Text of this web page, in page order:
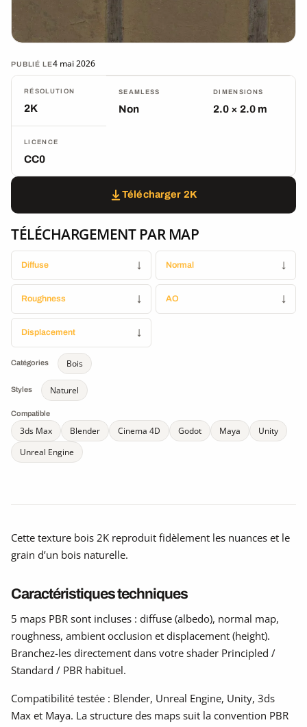
PUBLIÉ LE4 mai 2026
RÉSOLUTION
2K
SEAMLESS
Non
DIMENSIONS
2.0 × 2.0 m
LICENCE
CC0
Télécharger 2K
TÉLÉCHARGEMENT PAR MAP
Diffuse ↓ Normal ↓
Roughness ↓ AO ↓
Displacement ↓
Catégories Bois
Styles Naturel
Compatible
3ds Max Blender Cinema 4D Godot Maya
Unity
Unreal Engine
Cette texture bois 2K reproduit fidèlement les nuances et le
grain d’un bois naturelle.
Caractéristiques techniques
5 maps PBR sont incluses : diffuse (albedo), normal map,
roughness, ambient occlusion et displacement (height).
Branchez-les directement dans votre shader Principled /
Standard / PBR habituel.
Compatibilité testée : Blender, Unreal Engine, Unity, 3ds
Max et Maya. La structure des maps suit la convention PBR